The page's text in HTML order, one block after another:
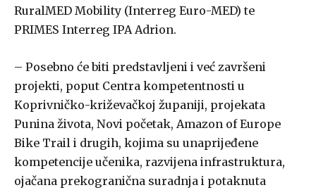
RuralMED Mobility (Interreg Euro-MED) te
PRIMES Interreg IPA Adrion.
– Posebno će biti predstavljeni i već završeni
projekti, poput Centra kompetentnosti u
Koprivničko-križevačkoj županiji, projekata
Punina života, Novi početak, Amazon of Europe
Bike Trail i drugih, kojima su unaprijeđene
kompetencije učenika, razvijena infrastruktura,
ojačana prekogranična suradnja i potaknuta